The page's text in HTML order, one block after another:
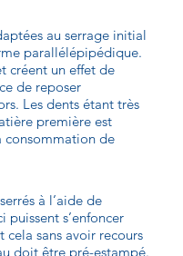
au serrage initial
parallélépipédique.
créent un effet de
de reposer
Les dents étant très
première est
consommation de
à l’aide de
puissent s’enfoncer
sans avoir recours
doit être pré-estampé.